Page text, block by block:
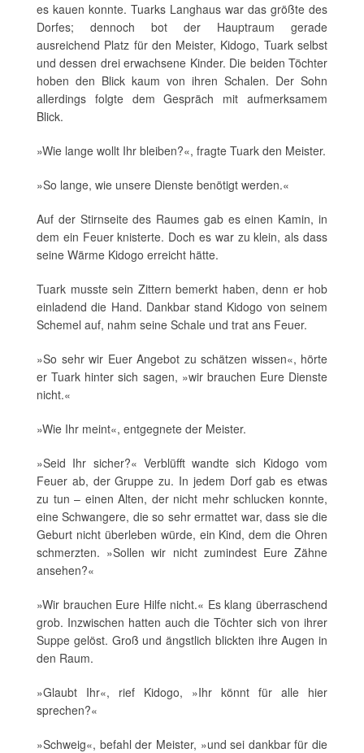
es kauen konnte. Tuarks Langhaus war das größte des
Dorfes; dennoch bot der Hauptraum gerade
ausreichend Platz für den Meister, Kidogo, Tuark selbst
und dessen drei erwachsene Kinder. Die beiden Töchter
hoben den Blick kaum von ihren Schalen. Der Sohn
allerdings folgte dem Gespräch mit aufmerksamem
Blick.
»Wie lange wollt Ihr bleiben?«, fragte Tuark den Meister.
»So lange, wie unsere Dienste benötigt werden.«
Auf der Stirnseite des Raumes gab es einen Kamin, in
dem ein Feuer knisterte. Doch es war zu klein, als dass
seine Wärme Kidogo erreicht hätte.
Tuark musste sein Zittern bemerkt haben, denn er hob
einladend die Hand. Dankbar stand Kidogo von seinem
Schemel auf, nahm seine Schale und trat ans Feuer.
»So sehr wir Euer Angebot zu schätzen wissen«, hörte
er Tuark hinter sich sagen, »wir brauchen Eure Dienste
nicht.«
»Wie Ihr meint«, entgegnete der Meister.
»Seid Ihr sicher?« Verblüfft wandte sich Kidogo vom
Feuer ab, der Gruppe zu. In jedem Dorf gab es etwas
zu tun – einen Alten, der nicht mehr schlucken konnte,
eine Schwangere, die so sehr ermattet war, dass sie die
Geburt nicht überleben würde, ein Kind, dem die Ohren
schmerzten. »Sollen wir nicht zumindest Eure Zähne
ansehen?«
»Wir brauchen Eure Hilfe nicht.« Es klang überraschend
grob. Inzwischen hatten auch die Töchter sich von ihrer
Suppe gelöst. Groß und ängstlich blickten ihre Augen in
den Raum.
»Glaubt Ihr«, rief Kidogo, »Ihr könnt für alle hier
sprechen?«
»Schweig«, befahl der Meister, »und sei dankbar für die